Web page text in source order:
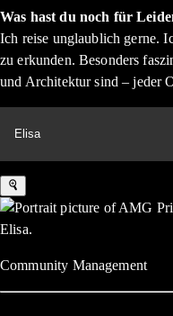
Was hast du noch für
Ich reise unglaublich gerne.
zu erkunden. Besonders
und Architektur sind – jeder
Elisa
Community Management